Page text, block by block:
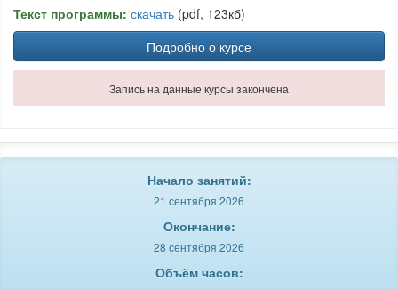
Текст программы: скачать (pdf, 123кб)
Подробно о курсе
Запись на данные курсы закончена
Начало занятий:
21 сентября 2026
Окончание:
28 сентября 2026
Объём часов: